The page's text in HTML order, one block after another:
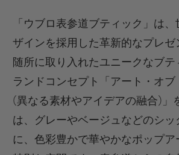
「ウブロ表参道ブティック」は
ザインを採用した革新的なプレゼ
随所に取り入れたユニークなブ
ランドコンセプト「アート・オ
(異なる素材やアイデアの融合) 」
は、グレーやベージュなどのシッ
に、色彩豊かで華やかなポップア
NOUS